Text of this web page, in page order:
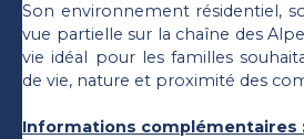
Son environnement résidentiel,
vue partielle sur la chaîne des
vie idéal pour les familles
de vie, nature et proximité des
Informations complémentaires